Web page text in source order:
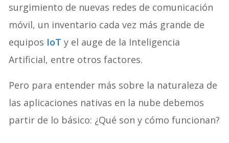
surgimiento de nuevas redes de comunicación
móvil, un inventario cada vez más grande de
equipos IoT y el auge de la Inteligencia
Artificial, entre otros factores.
Pero para entender más sobre la naturaleza de
las aplicaciones nativas en la nube debemos
partir de lo básico: ¿Qué son y cómo funcionan?